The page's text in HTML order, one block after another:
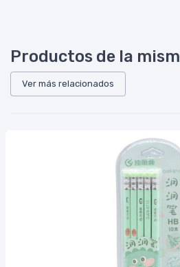
Productos de la
Ver más relacionados